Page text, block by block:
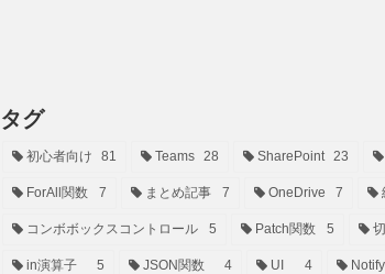
タグ
初心者向け 81 Teams 28 SharePoint 23
ForAll関数 7 まとめ記事 7 OneDrive 7
コンボボックスコントロール 5 Patch関数 5
in演算子 5 JSON関数 4 UI 4